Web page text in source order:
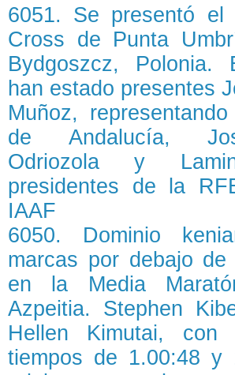
6051. Se presentó el
Cross de Punta
Bydgoszcz,
han estado presentes
Muñoz,
de Andalucía,
Odriozola y
presidentes de la
IAAF
6050. Dominio
marcas por debajo de
en la Media
Azpeitia. Stephen
Hellen Kimutai, con
tiempos de 1.00:48 y